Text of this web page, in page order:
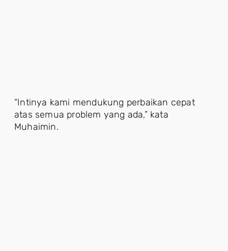
“Intinya kami mendukung perbaikan cepat
atas semua problem yang ada,” kata
Muhaimin.